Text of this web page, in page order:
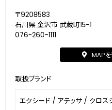
〒9208583
石川県 金沢市 武蔵町15-1
076-260-1111
MAP
取扱ブランド
エクシード / アテッサ / クロス